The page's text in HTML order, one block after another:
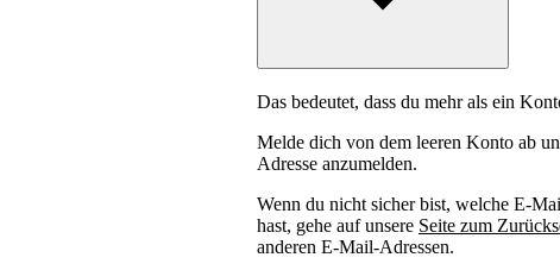
Das bedeutet, dass du mehr als ein
Melde dich von dem leeren Konto ab
Adresse anzumelden.
Wenn du nicht sicher bist, welche E-
hast, gehe auf unsere Seite zum
anderen E-Mail-Adressen.